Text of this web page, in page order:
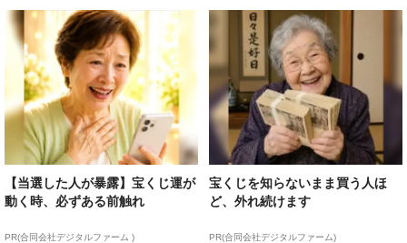
【当選した人が暴露】宝くじ運が
動く時、必ずある前触れ
PR(合同会社デジタルファーム )
宝くじを知らないまま買う人ほ
ど、外れ続けます
PR(合同会社デジタルファーム)